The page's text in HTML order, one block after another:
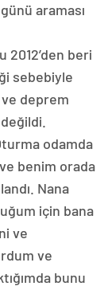
araması
2012’den beri
sebebiyle
ve deprem
odamda
benim orada
Nana
için bana
ve
ve
bunu